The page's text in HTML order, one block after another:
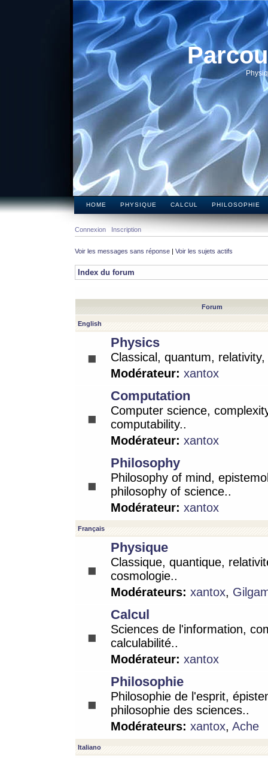
HOME PHYSIQUE CALCUL PHILOSOPHIE
Connexion Inscription
Voir les messages sans réponse | Voir les sujets actifs
Index du forum
Forum
English
Physics
Classical, quantum,
Modérateur: xantox
Computation
Computer science,
computability..
Modérateur: xantox
Philosophy
Philosophy of mind,
philosophy of science..
Modérateur: xantox
Français
Physique
Classique, quantique,
cosmologie..
Modérateurs: xantox,
Calcul
Sciences de l'information,
calculabilité..
Modérateur: xantox
Philosophie
Philosophie de l'esprit,
philosophie des sciences..
Modérateurs: xantox, Ache
Italiano